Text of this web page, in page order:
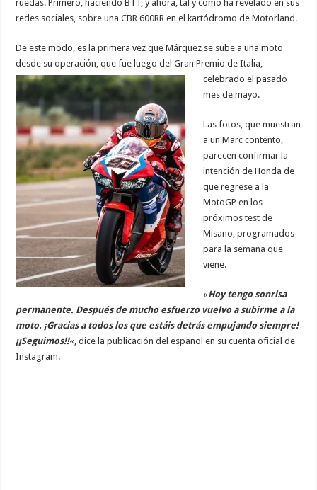
ruedas. Primero, haciendo BTT, y ahora, tal y como ha revelado en sus
redes sociales, sobre una CBR 600RR en el kartódromo de Motorland.
De este modo, es la primera vez que Márquez se sube a una moto
desde su operación, que fue luego del Gran Premio deItalia,
celebrado el pasado
mes de mayo.
Las fotos, que muestran
a un Marc contento,
parecen confirmar la
intención de Honda de
que regrese a la
MotoGP en los
próximos test de
Misano, programados
para la semana que
viene.
«Hoy tengo sonrisa
permanente. Después de mucho esfuerzo vuelvo a subirme a la
moto. ¡Gracias a todos los que estáis detrás empujando siempre!
¡¡Seguimos!!«, dice la publicación del español en su cuenta oficial de
Instagram.